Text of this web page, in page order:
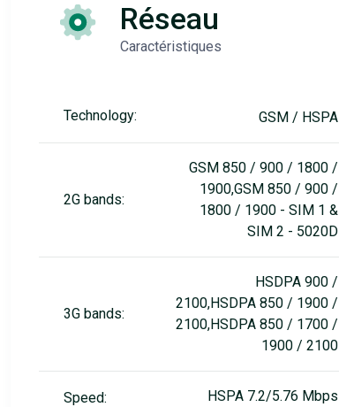
Réseau
Caractéristiques
Technology: GSM / HSPA
2G bands:
GSM 850 / 900 / 1800 /
1900,GSM 850 / 900 /
1800 / 1900 - SIM 1 &
SIM 2 - 5020D
3G bands:
HSDPA 900 /
2100,HSDPA 850 / 1900 /
2100,HSDPA 850 / 1700 /
1900 / 2100
Speed: HSPA 7.2/5.76 Mbps